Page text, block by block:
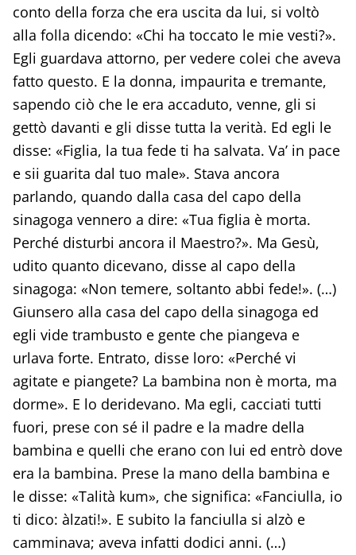
conto della forza che era uscita da lui, si voltò
alla folla dicendo: «Chi ha toccato le mie vesti?».
Egli guardava attorno, per vedere colei che aveva
fatto questo. E la donna, impaurita e tremante,
sapendo ciò che le era accaduto, venne, gli si
gettò davanti e gli disse tutta la verità. Ed egli le
disse: «Figlia, la tua fede ti ha salvata. Va’ in pace
e sii guarita dal tuo male». Stava ancora
parlando, quando dalla casa del capo della
sinagoga vennero a dire: «Tua figlia è morta.
Perché disturbi ancora il Maestro?». Ma Gesù,
udito quanto dicevano, disse al capo della
sinagoga: «Non temere, soltanto abbi fede!». (…)
Giunsero alla casa del capo della sinagoga ed
egli vide trambusto e gente che piangeva e
urlava forte. Entrato, disse loro: «Perché vi
agitate e piangete? La bambina non è morta, ma
dorme». E lo deridevano. Ma egli, cacciati tutti
fuori, prese con sé il padre e la madre della
bambina e quelli che erano con lui ed entrò dove
era la bambina. Prese la mano della bambina e
le disse: «Talità kum», che significa: «Fanciulla, io
ti dico: àlzati!». E subito la fanciulla si alzò e
camminava; aveva infatti dodici anni. (…)